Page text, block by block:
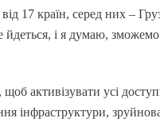
17 країн, серед них –
і я думаю, зможемо
активізувати усі
інфраструктури,